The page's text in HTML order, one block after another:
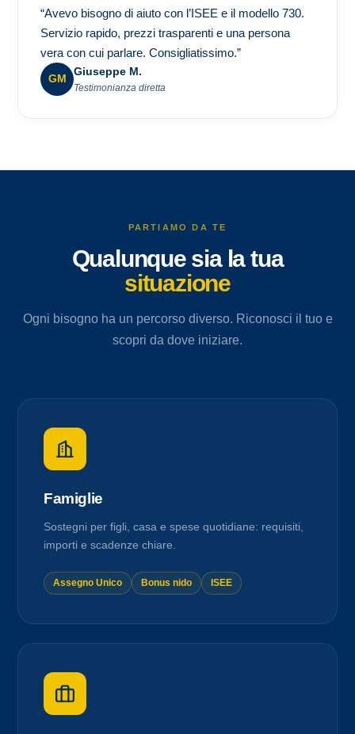
“Avevo bisogno di aiuto con l’ISEE e il modello 730.
Servizio rapido, prezzi trasparenti e una persona
vera con cui parlare. Consigliatissimo.”
GM
Giuseppe M.
Testimonianza diretta
PARTIAMO DA TE
Qualunque sia la tua
situazione
Ogni bisogno ha un percorso diverso. Riconosci il tuo e
scopri da dove iniziare.
Famiglie
Sostegni per figli, casa e spese quotidiane: requisiti,
importi e scadenze chiare.
Assegno Unico Bonus nido ISEE